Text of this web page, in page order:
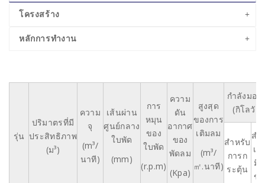
โครงสร้าง
หลักการทำงาน
รุ่น
ปริมาตรที่มี
ประสิทธิภาพ
(ม³)
ความ
จุ
(m³/
นาที)
เส้นผ่าน
ศูนย์กลาง
ใบพัด
(mm)
การ
หมุน
ของ
ใบพัด
(r.p.m)
ความ
ดัน
อากาศ
ของ
พัดลม
(Kpa)
สูงสุด
ของการ
เติมลม
(m³/
㎡.นาที)
กำลังมอเ
(กิโลวัต
สำหรับ
การก
ระตุ้น
สำ
เค
มื
ข้